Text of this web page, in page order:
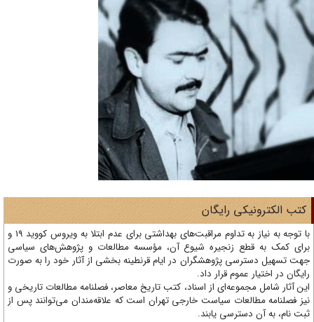
الکترونیکی رایگان
با توجه به نیاز به تداوم مراقبت‌های بهداشتی برای عدم ابتلا به ویروس کووید 19 و
کمک به قطع زنجیره شیوع آن، مؤسسه مطالعات و پژوهش‌های سیاسی
تسهیل دسترسی پژوهشگران در ایام قرنطینه بخشی از آثار خود را به صورت
در اختیار عموم قرار داد.
آثار شامل مجموعه‌ای از اسناد، کتب تاریخ معاصر، فصلنامه‌ مطالعات تاریخی و
فصلنامه مطالعات سیاست خارجی تهران است که علاقه‌مندان می‌توانند پس از
نام، به آن دسترسی یابند.